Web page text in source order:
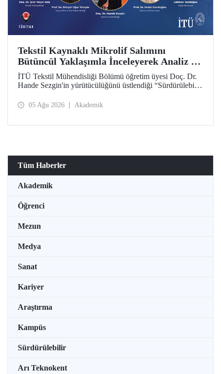
Tekstil Kaynaklı Mikrolif Salımını
Bütüncül Yaklaşımla İnceleyerek Analiz ve
Azaltım Stratejileri Geliştirecek Projeye
TÜBİTAK Desteği
İTÜ Tekstil Mühendisliği Bölümü öğretim üyesi Doç. Dr.
Hande Sezgin'in yürütücülüğünü üstlendiği “Sürdürülebilir
Koşullarına Bağlı Mikrolif Salımı: Aşınma, UV Maruziyeti
05 Ağu 2026 Akademik
Tüm Haberler
Akademik
Öğrenci
Mezun
Medya
Sanat
Kariyer
Araştırma
Kampüs
Sürdürülebilir
Arı Teknokent